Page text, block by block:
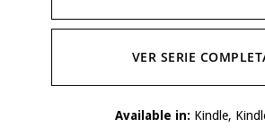
VER SERIE
Available in: Kindle,